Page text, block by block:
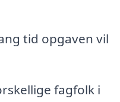
tid opgaven vil
fagfolk i